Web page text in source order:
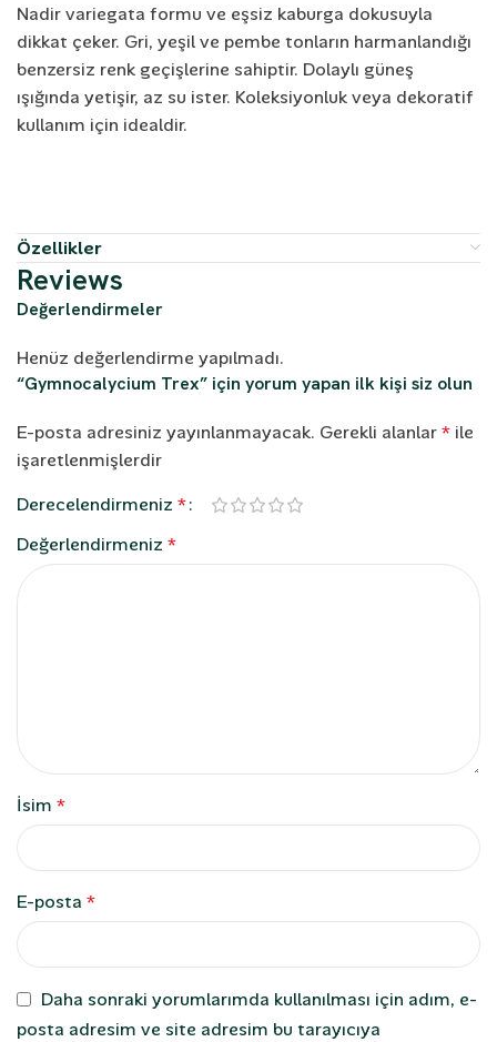
Nadir variegata formu ve eşsiz kaburga dokusuyla
dikkat çeker. Gri, yeşil ve pembe tonların harmanlandığı
benzersiz renk geçişlerine sahiptir. Dolaylı güneş
ışığında yetişir, az su ister. Koleksiyonluk veya dekoratif
kullanım için idealdir.
Özellikler
Reviews
Değerlendirmeler
Henüz değerlendirme yapılmadı.
“Gymnocalycium Trex” için yorum yapan ilk kişi siz olun
E-posta adresiniz yayınlanmayacak. Gerekli alanlar* ile
işaretlenmişlerdir
Derecelendirmeniz *
Değerlendirmeniz *
İsim *
E-posta *
Daha sonraki yorumlarımda kullanılması için adım, e-
posta adresim ve site adresim bu tarayıcıya